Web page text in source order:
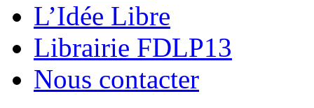
L’Idée Libre
Librairie FDLP13
Nous contacter